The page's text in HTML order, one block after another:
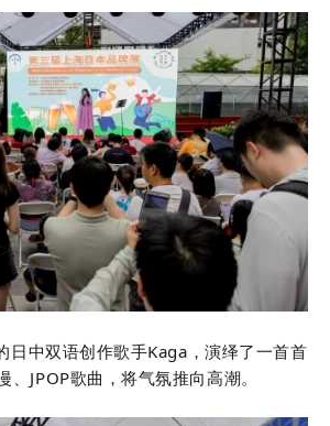
日中双语创作歌手Kaga，演绎了一首首
、JPOP歌曲，将气氛推向高潮。